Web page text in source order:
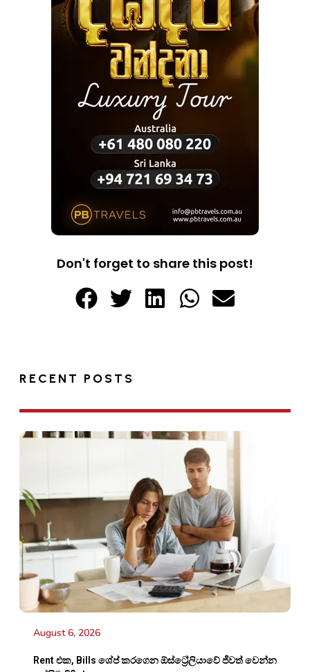
Don't forget to share this post!
RECENT POSTS
August 6, 2026
Rent එක, Bills ශේප් කරගෙන ඕස්ට්‍රේලියාවේ ජීවත් වෙන්න